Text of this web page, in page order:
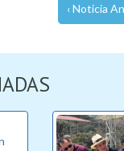
‹ Noticia